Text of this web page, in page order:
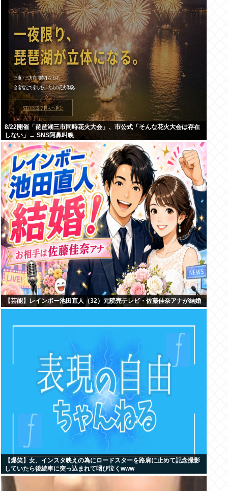
8/22開催「琵琶湖三市同時花火大会」、市公式「そんな花火大会は存在
しない」→ SNS阿鼻叫喚
【芸能】レインボー池田直人（32）元読売テレビ・佐藤佳奈アナが結婚
【爆笑】女、インスタ映えの為にロードスターを路肩に止めて記念撮影
していたら後続車に突っ込まれて咽び泣くwww